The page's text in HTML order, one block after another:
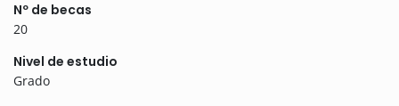
Nº de becas
20
Nivel de estudio
Grado